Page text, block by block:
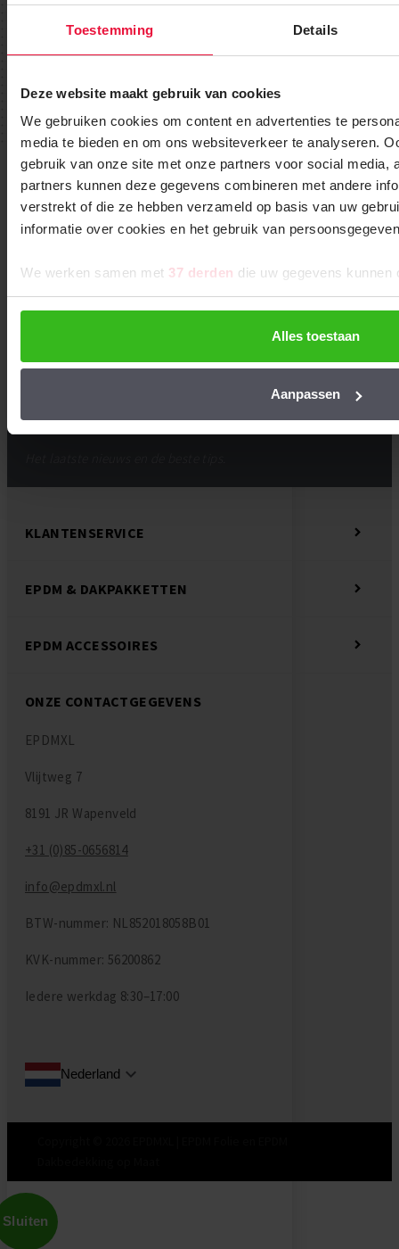
Toestemming Details
Deze website maakt gebruik van cookies
We gebruiken cookies om content en advertenties te
media te bieden en om ons websiteverkeer te analyseren.
gebruik van onze site met onze partners voor social media,
partners kunnen deze gegevens combineren met andere
verstrekt of die ze hebben verzameld op basis van uw
informatie over cookies en het gebruik van
We werken samen met 37 derden die uw gegevens kunnen
Alles toestaan
Aanpassen
Tot het helemaal op uw dak ligt.
Bekijk instructievideo
Bel: +31 (0)85-0656814
Ontvang instructie-video’s, stap-voor-stap
KLANTENSERVICE
EPDM & DAKPAKKETTEN
EPDM ACCESSOIRES
ONZE CONTACTGEGEVENS
EPDMXL
Vlijtweg 7
8191 JR Wapenveld
+31 (0)85-0656814
info@epdmxl.nl
BTW-nummer: NL852018058B01
KVK-nummer: 56200862
Iedere werkdag 8:30–17:00
Nederland
Sluiten